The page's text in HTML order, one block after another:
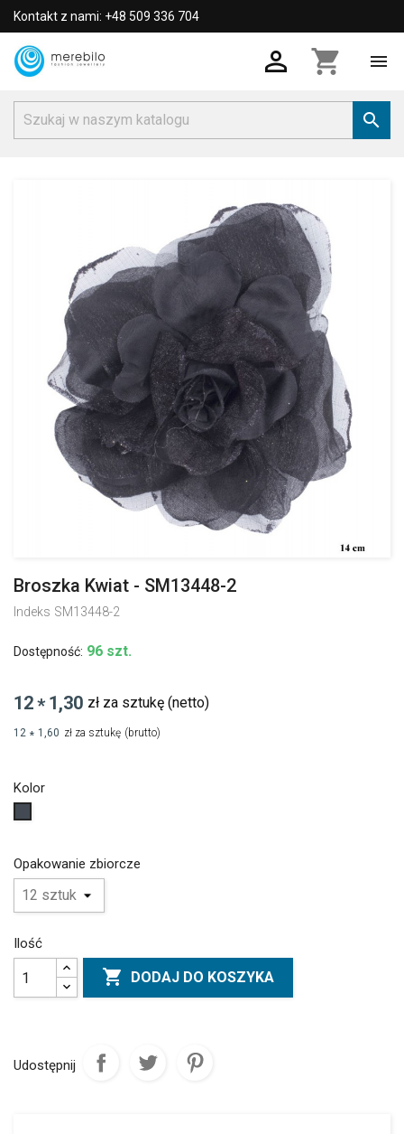
Kontakt z nami: +48 509 336 704
 shopping_cart 

Broszka Kwiat - SM13448-2
Indeks SM13448-2
Dostępność: 96 szt.
12* 1,30 zł za sztukę (netto)
12 * 1,60 zł za sztukę (brutto)
Kolor
Opakowanie zbiorcze
Ilość
 DODAJ DO KOSZYKA
Udostępnij